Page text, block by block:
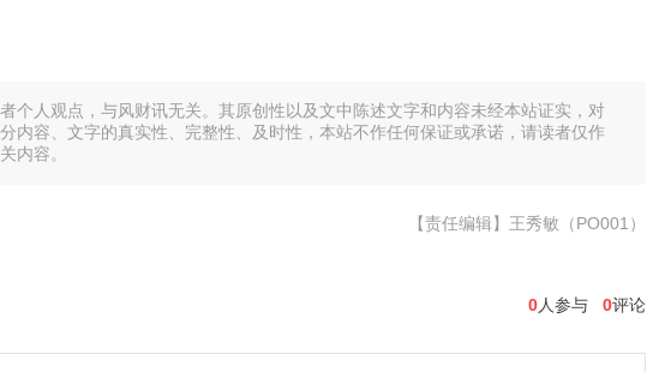
个人观点，与风财讯无关。其原创性以及文中陈述文字和内容未经本站证实，对
内容、文字的真实性、完整性、及时性，本站不作任何保证或承诺，请读者仅作
内容。
【责任编辑】王秀敏（PO001）
0人参与 0评论